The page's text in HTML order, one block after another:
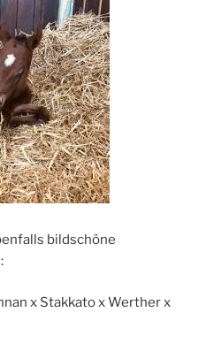
bildschöne
x Stakkato x Werther x